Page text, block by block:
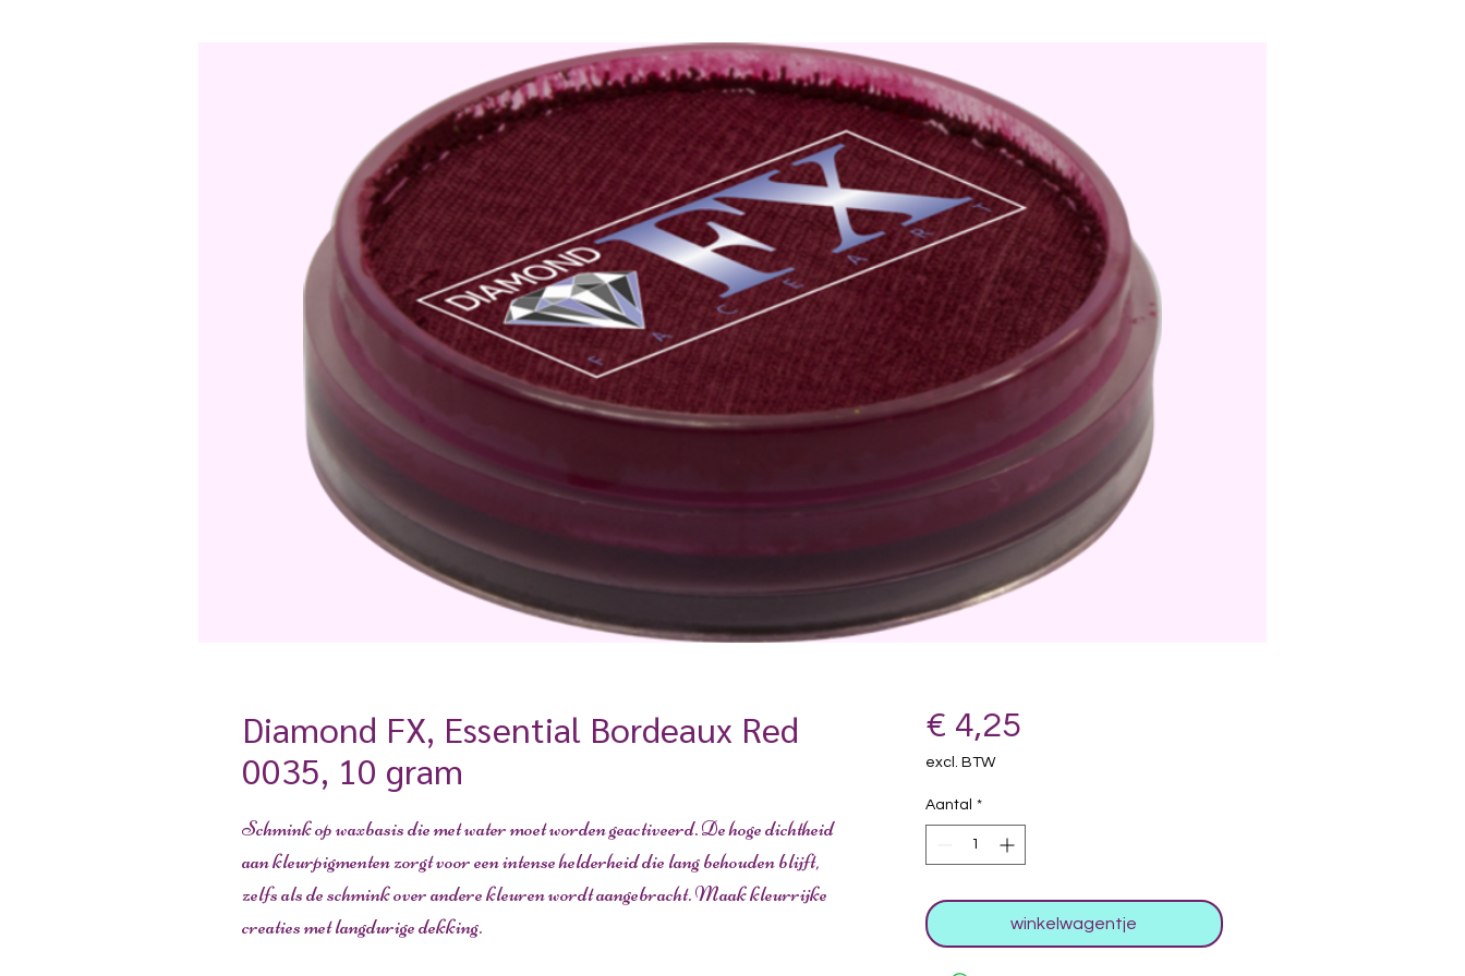
Diamond FX, Essential Bordeaux Red
0035, 10 gram
Schmink op waxbasis die met water moet worden geactiveerd. De hoge dichtheid
aan kleurpigmenten zorgt voor een intense helderheid die lang behouden blijft,
zelfs als de schmink over andere kleuren wordt aangebracht. Maak kleurrijke
creaties met langdurige dekking.
€ 4,25Prijs
excl. BTW
Aantal *
winkelwagentje